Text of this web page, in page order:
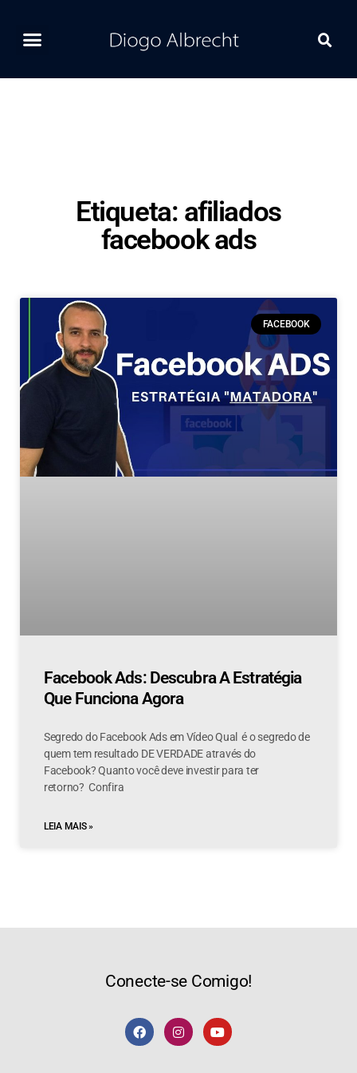
Etiqueta: afiliados
facebook ads
FACEBOOK
Facebook Ads: Descubra A Estratégia
Que Funciona Agora
Segredo do Facebook Ads em Vídeo Qual é o segredo de
quem tem resultado DE VERDADE através do
Facebook? Quanto você deve investir para ter
retorno? Confira
LEIA MAIS »
Conecte-se Comigo!